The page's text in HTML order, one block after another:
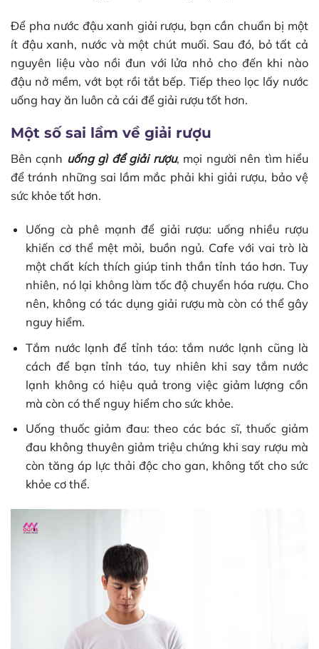
Để pha nước đậu xanh giải rượu, bạn cần chuẩn bị một
ít đậu xanh, nước và một chút muối. Sau đó, bỏ tất cả
nguyên liệu vào nồi đun với lửa nhỏ cho đến khi nào
đậu nở mềm, vớt bọt rồi tắt bếp. Tiếp theo lọc lấy nước
uống hay ăn luôn cả cái để giải rượu tốt hơn.
Một số sai lầm về giải rượu
Bên cạnh uống gì để giải rượu, mọi người nên tìm hiểu
để tránh những sai lầm mắc phải khi giải rượu, bảo vệ
sức khỏe tốt hơn.
Uống cà phê mạnh để giải rượu: uống nhiều rượu
khiến cơ thể mệt mỏi, buồn ngủ. Cafe với vai trò là
một chất kích thích giúp tinh thần tỉnh táo hơn. Tuy
nhiên, nó lại không làm tốc độ chuyển hóa rượu. Cho
nên, không có tác dụng giải rượu mà còn có thể gây
nguy hiểm.
Tắm nước lạnh để tỉnh táo: tắm nước lạnh cũng là
cách để bạn tỉnh táo, tuy nhiên khi say tắm nước
lạnh không có hiệu quả trong việc giảm lượng cồn
mà còn có thể nguy hiểm cho sức khỏe.
Uống thuốc giảm đau: theo các bác sĩ, thuốc giảm
đau không thuyên giảm triệu chứng khi say rượu mà
còn tăng áp lực thải độc cho gan, không tốt cho sức
khỏe cơ thể.